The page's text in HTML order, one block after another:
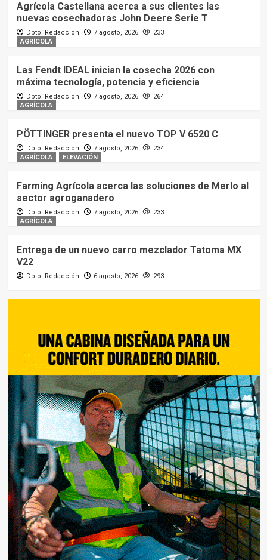
Agrícola Castellana acerca a sus clientes las
nuevas cosechadoras John Deere Serie T
Dpto. Redacción 7 agosto, 2026
233
AGRÍCOLA
Las Fendt IDEAL inician la cosecha 2026 con
máxima tecnología, potencia y eficiencia
Dpto. Redacción 7 agosto, 2026
264
AGRÍCOLA
PÖTTINGER presenta el nuevo TOP V 6520 C
Dpto. Redacción 7 agosto, 2026
234
AGRÍCOLA
ELEVACIÓN
Farming Agrícola acerca las soluciones de Merlo al
sector agroganadero
Dpto. Redacción 7 agosto, 2026
233
AGRÍCOLA
Entrega de un nuevo carro mezclador Tatoma MX
V22
Dpto. Redacción 6 agosto, 2026 293